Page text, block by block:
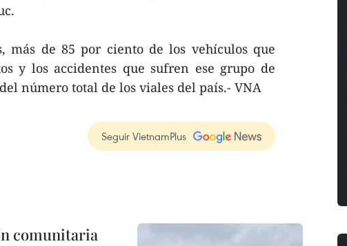
más de 85 por ciento de los vehículos que
y los accidentes que sufren ese grupo de
número total de los viales del país.- VNA
Seguir VietnamPlus
comunitaria